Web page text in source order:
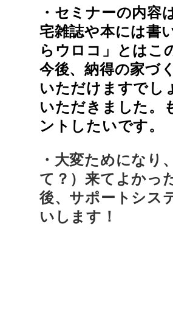
・セミナーの内容
宅雑誌や本には書
らウロコ」とはこ
今後、納得の家づ
いただけますでし
いただきました。
ントしたいです。
・大変ためになり
て？）来てよかっ
後、サポートシス
いします！